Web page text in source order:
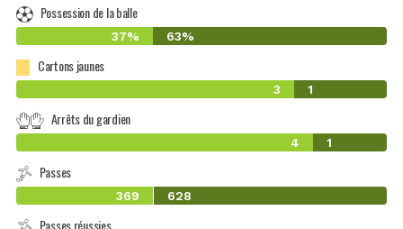
Possession de la balle
37% 63%
Cartons jaunes
3 1
Arrêts du gardien
4 1
Passes
369 628
Passes réussies